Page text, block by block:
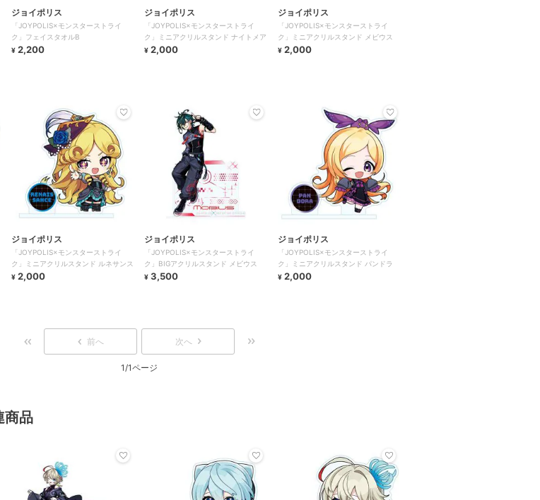
ジョイポリス
「JOYPOLIS×モンスターストライ
ク」フェイスタオルB
¥ 2,200
ジョイポリス
「JOYPOLIS×モンスターストライ
ク」ミニアクリルスタンド ナイトメア
¥ 2,000
ジョイポリス
「JOYPOLIS×モンスターストライ
ク」ミニアクリルスタンド メビウス
¥ 2,000
ジョイポリス
「JOYPOLIS×モンスターストライ
ク」ミニアクリルスタンド ルネサンス
¥ 2,000
ジョイポリス
「JOYPOLIS×モンスターストライ
ク」BIGアクリルスタンド メビウス
¥ 3,500
ジョイポリス
「JOYPOLIS×モンスターストライ
ク」ミニアクリルスタンド パンドラ
¥ 2,000
前へ 次へ
1/1ページ
商品